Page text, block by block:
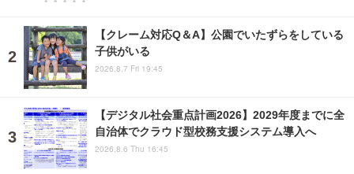
【クレーム対応Q＆A】公園でいたずらをしている
子供がいる
2026.8.7 Fri 19:45
【デジタル社会重点計画2026】2029年度までに全
自治体でクラウド型校務支援システム導入へ
2026.8.6 Thu 16:45